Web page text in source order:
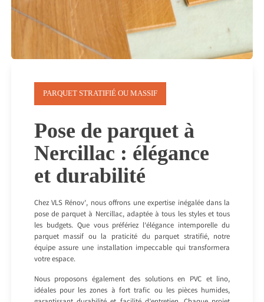
PARQUET STRATIFIÉ OU MASSIF
Pose de parquet à
Nercillac : élégance
et durabilité
Chez VLS Rénov’, nous offrons une expertise inégalée dans la
pose de parquet à Nercillac, adaptée à tous les styles et tous
les budgets. Que vous préfériez l’élégance intemporelle du
parquet massif ou la praticité du parquet stratifié, notre
équipe assure une installation impeccable qui transformera
votre espace.
Nous proposons également des solutions en PVC et lino,
idéales pour les zones à fort trafic ou les pièces humides,